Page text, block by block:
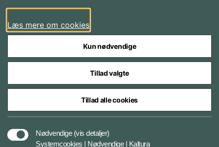
Facebook
Styrelser og myndigheder under Forsvarsministeriet
Læs mere om cookies
Kun nødvendige
Tillad valgte
Tillad alle cookies
Nødvendige (vis detaljer)
Systemcookies | Nødvendige | Kaltura